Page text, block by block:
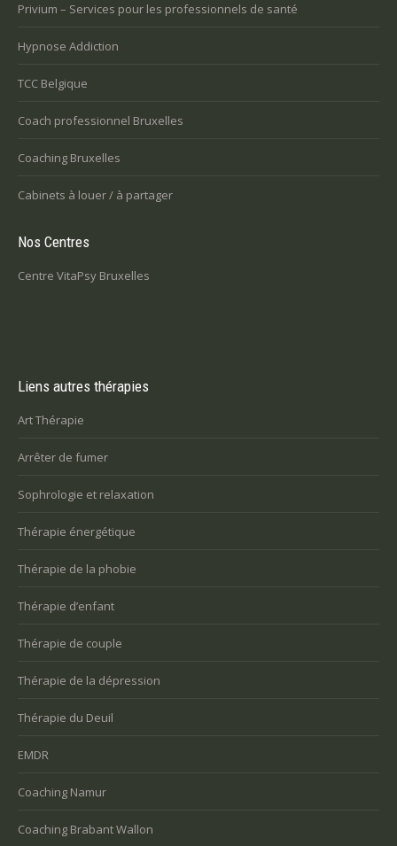
Privium – Services pour les professionnels de santé
Hypnose Addiction
TCC Belgique
Coach professionnel Bruxelles
Coaching Bruxelles
Cabinets à louer / à partager
Nos Centres
Centre VitaPsy Bruxelles
Liens autres thérapies
Art Thérapie
Arrêter de fumer
Sophrologie et relaxation
Thérapie énergétique
Thérapie de la phobie
Thérapie d’enfant
Thérapie de couple
Thérapie de la dépression
Thérapie du Deuil
EMDR
Coaching Namur
Coaching Brabant Wallon